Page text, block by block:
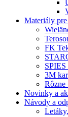
Materiály
FK
3M
Rôzne
Novinky a
Návody a